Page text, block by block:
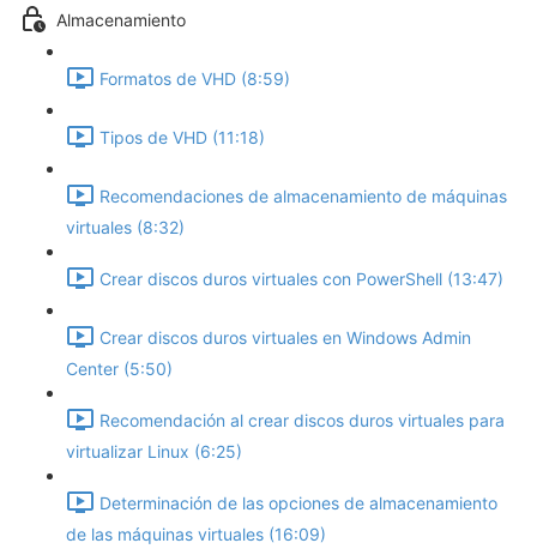
Almacenamiento
Formatos de VHD (8:59)
Tipos de VHD (11:18)
Recomendaciones de almacenamiento de máquinas
virtuales (8:32)
Crear discos duros virtuales con PowerShell (13:47)
Crear discos duros virtuales en Windows Admin
Center (5:50)
Recomendación al crear discos duros virtuales para
virtualizar Linux (6:25)
Determinación de las opciones de almacenamiento
de las máquinas virtuales (16:09)